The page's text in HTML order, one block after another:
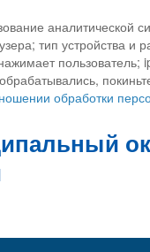
тип устройства и
обработки